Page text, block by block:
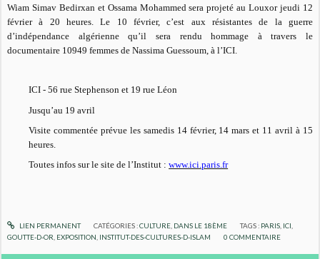
Wiam Simav Bedirxan et Ossama Mohammed sera projeté au Louxor jeudi 12
février à 20 heures. Le 10 février, c’est aux résistantes de la guerre
d’indépendance algérienne qu’il sera rendu hommage à travers le
documentaire 10949 femmes de Nassima Guessoum, à l’ICI.
ICI - 56 rue Stephenson et 19 rue Léon
Jusqu’au 19 avril
Visite commentée prévue les samedis 14 février, 14 mars et 11 avril à 15
heures.
Toutes infos sur le site de l’Institut :www.ici.paris.fr
LIEN PERMANENT CATÉGORIES :CULTURE, DANS LE 18ÈME TAGS : PARIS ICI
GOUTTE-D-OR EXPOSITION INSTITUT-DES-CULTURES-D-ISLAM 0 COMMENTAIRE